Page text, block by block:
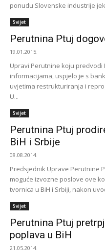
ponudu Slovenske industrije
Svijet
Perutnina Ptuj
19.01.2015.
Upravi Perutnine koju predvodi
informacijama, uspjelo je s
uvjetima restrukturiranja i
U...
Svijet
Perutnina Ptuj
BiH i Srbije
08.08.2014.
Predsjednik Uprave Perutnine
moguće izvozne poslove ove
tvornica u BiH i Srbiji, nakon
Svijet
Perutnina Ptuj
poplava u BiH
21.05.2014.